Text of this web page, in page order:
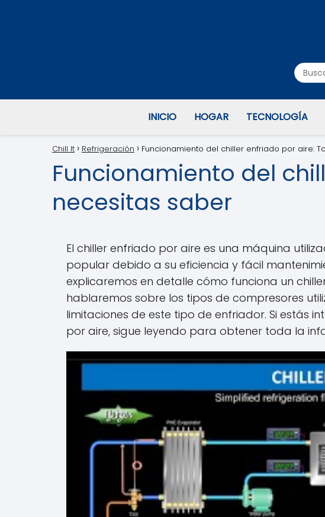
INICIO HOGAR TECNOLOGÍA
Chill It Refrigeración Funcionamiento del chiller enfriado por aire:
Funcionamiento del
necesitas saber
El chiller enfriado por aire es una máquina
popular debido a su eficiencia y fácil
explicaremos en detalle cómo funciona un
hablaremos sobre los tipos de compresores
limitaciones de este tipo de enfriador. Si estás
por aire, sigue leyendo para obtener toda la